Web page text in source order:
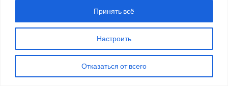
Настроить
Отказаться от всего
Принять всё
СЛОВО ПАРТНЁРАМ
Программа для клининговой компании: автоматизация и контроль